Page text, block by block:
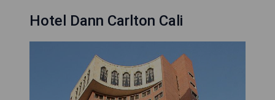
Hotel Dann Carlton Cali